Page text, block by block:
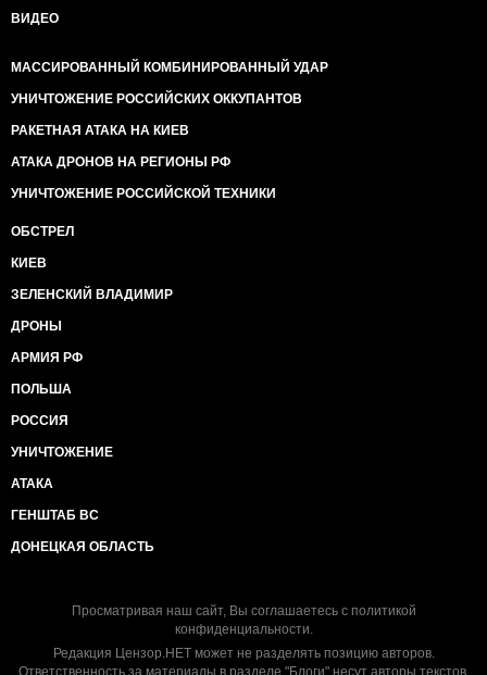
ВИДЕО
МАССИРОВАННЫЙ КОМБИНИРОВАННЫЙ УДАР
УНИЧТОЖЕНИЕ РОССИЙСКИХ ОККУПАНТОВ
РАКЕТНАЯ АТАКА НА КИЕВ
АТАКА ДРОНОВ НА РЕГИОНЫ РФ
УНИЧТОЖЕНИЕ РОССИЙСКОЙ ТЕХНИКИ
ОБСТРЕЛ
КИЕВ
ЗЕЛЕНСКИЙ ВЛАДИМИР
ДРОНЫ
АРМИЯ РФ
ПОЛЬША
РОССИЯ
УНИЧТОЖЕНИЕ
АТАКА
ГЕНШТАБ ВС
ДОНЕЦКАЯ ОБЛАСТЬ
Просматривая наш сайт, Вы соглашаетесь с политикой
конфиденциальности.
Редакция Цензор.НЕТ может не разделять позицию авторов.
Ответственность за материалы в разделе "Блоги" несут авторы текстов.